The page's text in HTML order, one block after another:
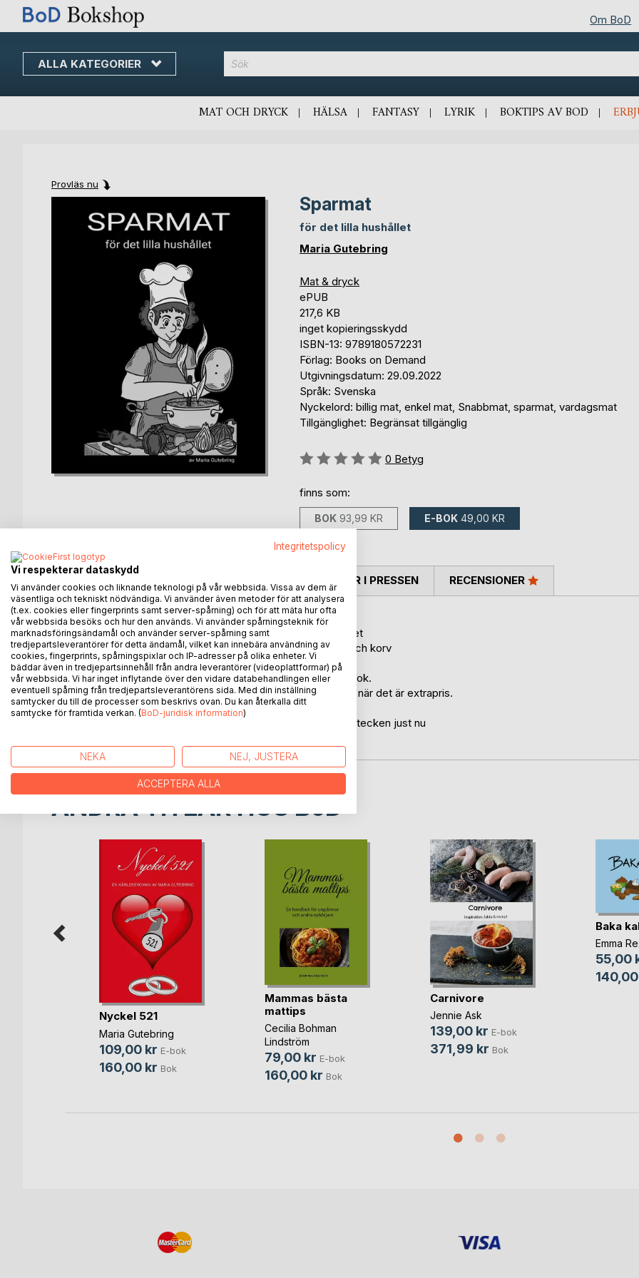
Om BoD
ALLA KATEGORIER
MAT OCH DRYCK HÄLSA FANTASY LYRIK BOKTIPS AV BOD
Provläs nu
Sparmat
för det lilla hushållet
Maria Gutebring
Mat & dryck
ePUB
217,6 KB
inget kopieringsskydd
ISBN-13: 9789180572231
Förlag: Books on Demand
Utgivningsdatum: 29.09.2022
Språk: Svenska
Nyckelord: billig mat, enkel mat, Snabbmat, sparmat, vardagsmat
Tillgänglighet: Begränsat tillgänglig
Betyg::
0 Betyg
finns som:
BOK 93,99 KR E-BOK 49,00 KR
Potatis, vitkål, morot och lök - finns alltid i mitt kök.
Om du gillar det eller åtminstone tror att du kanske gillar det
samt majonnäs, goda gräddiga såser, köttfärs, fläskkött och korv
så är den här boken helt perfekt för dig.
Det här är mer ett sätt att laga mat på än en regelrätt kokbok.
Det handlar om att kasta så lite som möjligt och att handla när det är extrapris.
Att sno ihop en härlig lagom stor pizza på 15-20 minuter!
Pulled Pork och att ha ugnen på i 10 timmar är ett väl frågetecken just nu
FÖRFATTARE KOMMENTARER I PRESSEN RECENSIONER
ANDRA TITLAR HOSBoD
Nyckel 521
Maria Gutebring
109,00 kr E-bok
160,00 kr Bok
Mammas bästa
mattips
Cecilia Bohman
Lindström
79,00 kr E-bok
160,00 kr Bok
Carnivore
Jennie Ask
139,00 kr E-bok
371,99 kr Bok
Baka
Emma
55,00
Integritetspolicy
Vi respekterar dataskydd
Vi använder cookies och liknande teknologi på vår webbsida. Vissa av dem är
väsentliga och tekniskt nödvändiga. Vi använder även metoder för att analysera
(t.ex. cookies eller fingerprints samt server-spårning) och för att mäta hur ofta
vår webbsida besöks och hur den används. Vi använder spårningsteknik för
marknadsföringsändamål och använder server-spårning samt
tredjepartsleverantörer för detta ändamål, vilket kan innebära användning av
cookies, fingerprints, spårningspixlar och IP-adresser på olika enheter. Vi
bäddar även in tredjepartsinnehåll från andra leverantörer (videoplattformar) på
vår webbsida. Vi har inget inflytande över den vidare databehandlingen eller
eventuell spårning från tredjepartsleverantörens sida. Med din inställning
samtycker du till de processer som beskrivs ovan. Du kan återkalla ditt
samtycke för framtida verkan. (BoD-juridisk information)
NEKA NEJ, JUSTERA
ACCEPTERA ALLA